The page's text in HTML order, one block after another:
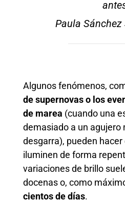
Paula Sánchez
Algunos fenómenos,
de supernovas o los
de marea (cuando una
demasiado a un agujero
desgarra), pueden
iluminen de forma
variaciones de brillo
docenas o, como
cientos de días.